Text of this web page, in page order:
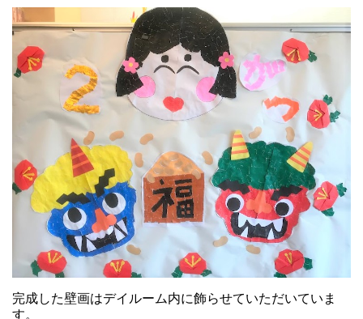
完成した壁画はデイルーム内に飾らせていただいていま
す。